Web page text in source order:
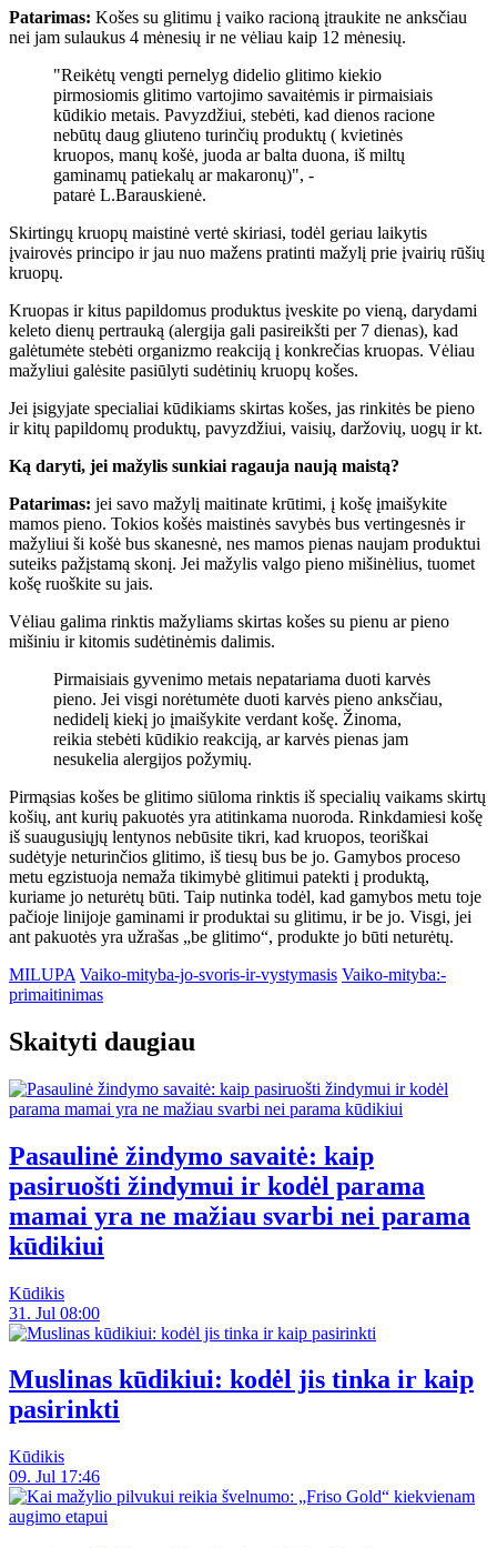
Patarimas: Košes su glitimu į vaiko racioną įtraukite ne anksčiau
nei jam sulaukus 4 mėnesių ir ne vėliau kaip 12 mėnesių.
"Reikėtų vengti pernelyg didelio glitimo kiekio
pirmosiomis glitimo vartojimo savaitėmis ir pirmaisiais
kūdikio metais. Pavyzdžiui, stebėti, kad dienos racione
nebūtų daug gliuteno turinčių produktų ( kvietinės
kruopos, manų košė, juoda ar balta duona, iš miltų
gaminamų patiekalų ar makaronų)", -
patarė L.Barauskienė.
Skirtingų kruopų maistinė vertė skiriasi, todėl geriau laikytis
įvairovės principo ir jau nuo mažens pratinti mažylį prie įvairių rūšių
kruopų.
Kruopas ir kitus papildomus produktus įveskite po vieną, darydami
keleto dienų pertrauką (alergija gali pasireikšti per 7 dienas), kad
galėtumėte stebėti organizmo reakciją į konkrečias kruopas. Vėliau
mažyliui galėsite pasiūlyti sudėtinių kruopų košes.
Jei įsigyjate specialiai kūdikiams skirtas košes, jas rinkitės be pieno
ir kitų papildomų produktų, pavyzdžiui, vaisių, daržovių, uogų ir kt.
Ką daryti, jei mažylis sunkiai ragauja naują maistą?
Patarimas: jei savo mažylį maitinate krūtimi, į košę įmaišykite
mamos pieno. Tokios košės maistinės savybės bus vertingesnės ir
mažyliui ši košė bus skanesnė, nes mamos pienas naujam produktui
suteiks pažįstamą skonį. Jei mažylis valgo pieno mišinėlius, tuomet
košę ruoškite su jais.
Vėliau galima rinktis mažyliams skirtas košes su pienu ar pieno
mišiniu ir kitomis sudėtinėmis dalimis.
Pirmaisiais gyvenimo metais nepatariama duoti karvės
pieno. Jei visgi norėtumėte duoti karvės pieno anksčiau,
nedidelį kiekį jo įmaišykite verdant košę. Žinoma,
reikia stebėti kūdikio reakciją, ar karvės pienas jam
nesukelia alergijos požymių.
Pirmąsias košes be glitimo siūloma rinktis iš specialių vaikams skirtų
košių, ant kurių pakuotės yra atitinkama nuoroda. Rinkdamiesi košę
iš suaugusiųjų lentynos nebūsite tikri, kad kruopos, teoriškai
sudėtyje neturinčios glitimo, iš tiesų bus be jo. Gamybos proceso
metu egzistuoja nemaža tikimybė glitimui patekti į produktą,
kuriame jo neturėtų būti. Taip nutinka todėl, kad gamybos metu toje
pačioje linijoje gaminami ir produktai su glitimu, ir be jo. Visgi, jei
ant pakuotės yra užrašas „be glitimo“, produkte jo būti neturėtų.
MILUPA Vaiko-mityba-jo-svoris-ir-vystymasis Vaiko-mityba:-
primaitinimas
Skaityti daugiau
Pasaulinė žindymo savaitė: kaip
pasiruošti žindymui ir kodėl parama
mamai yra ne mažiau svarbi nei parama
kūdikiui
Kūdikis
31. Jul 08:00
Muslinas kūdikiui: kodėl jis tinka ir kaip
pasirinkti
Kūdikis
09. Jul 17:46